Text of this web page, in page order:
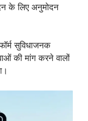
के लिए अनुमोदन
सुविधाजनक
की मांग करने वालों